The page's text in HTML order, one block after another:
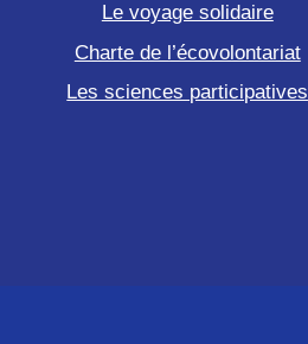
Le voyage solidaire
Charte de l’écovolontariat
Les sciences participatives